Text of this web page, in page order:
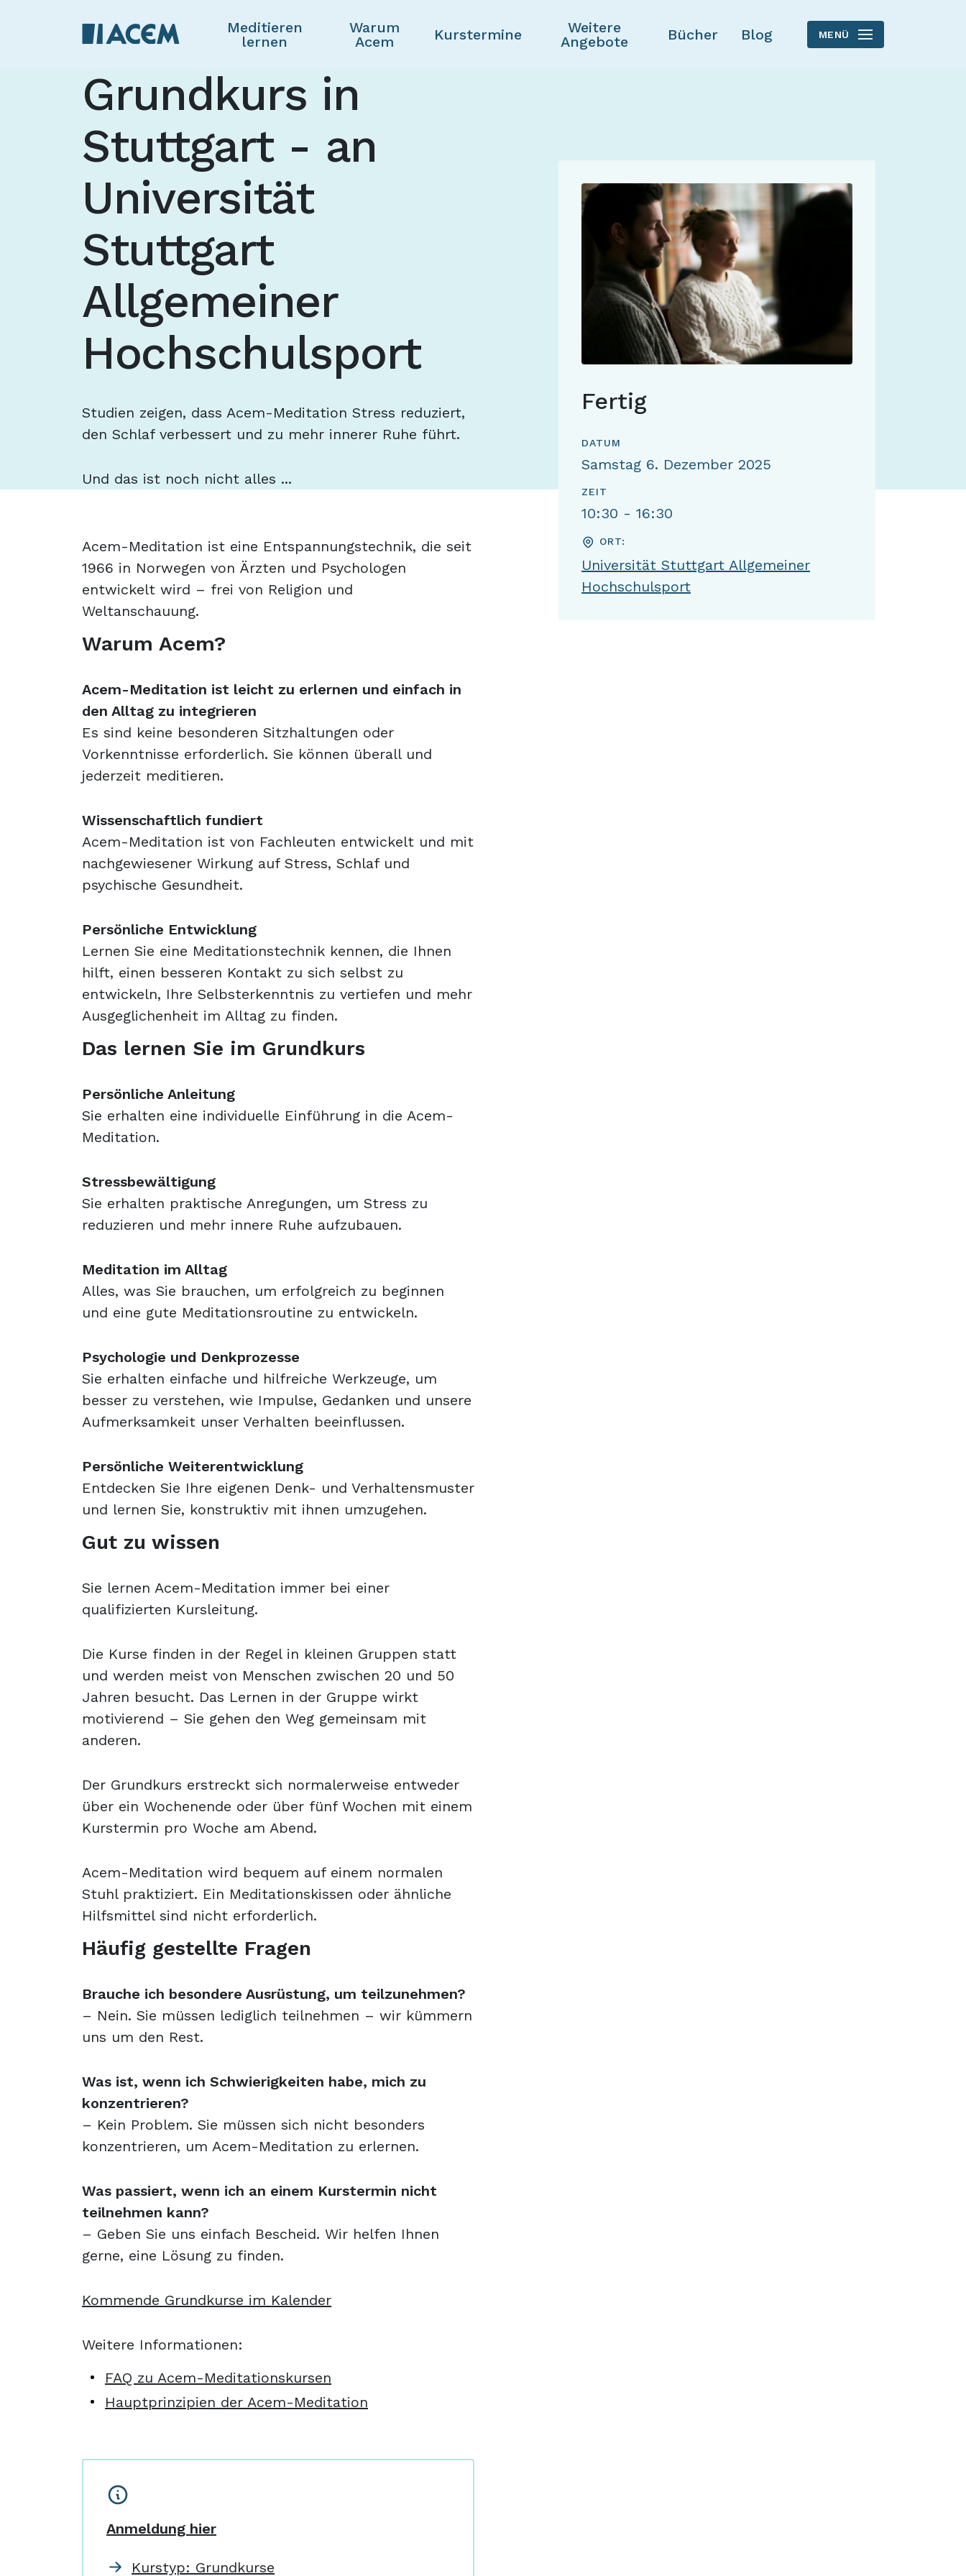
Skip to main content
Meditieren
lernen
Warum
Acem
Kurstermine
Weitere
Angebote
Bücher Blog MENÜ
Grundkurs in
Stuttgart - an
Universität
Stuttgart
Allgemeiner
Hochschulsport
Studien zeigen, dass Acem-Meditation Stress reduziert,
den Schlaf verbessert und zu mehr innerer Ruhe führt.
Und das ist noch nicht alles ...
Fertig
DATUM
Samstag 6. Dezember 2025
ZEIT
10:30 - 16:30
ORT:
Universität Stuttgart Allgemeiner
Hochschulsport
Acem-Meditation ist eine Entspannungstechnik, die seit
1966 in Norwegen von Ärzten und Psychologen
entwickelt wird – frei von Religion und
Weltanschauung.
Warum Acem?
Acem-Meditation ist leicht zu erlernen und einfach in
den Alltag zu integrieren
Es sind keine besonderen Sitzhaltungen oder
Vorkenntnisse erforderlich. Sie können überall und
jederzeit meditieren.
Wissenschaftlich fundiert
Acem-Meditation ist von Fachleuten entwickelt und mit
nachgewiesener Wirkung auf Stress, Schlaf und
psychische Gesundheit.
Persönliche Entwicklung
Lernen Sie eine Meditationstechnik kennen, die Ihnen
hilft, einen besseren Kontakt zu sich selbst zu
entwickeln, Ihre Selbsterkenntnis zu vertiefen und mehr
Ausgeglichenheit im Alltag zu finden.
Das lernen Sie im Grundkurs
Persönliche Anleitung
Sie erhalten eine individuelle Einführung in die Acem-
Meditation.
Stressbewältigung
Sie erhalten praktische Anregungen, um Stress zu
reduzieren und mehr innere Ruhe aufzubauen.
Meditation im Alltag
Alles, was Sie brauchen, um erfolgreich zu beginnen
und eine gute Meditationsroutine zu entwickeln.
Psychologie und Denkprozesse
Sie erhalten einfache und hilfreiche Werkzeuge, um
besser zu verstehen, wie Impulse, Gedanken und unsere
Aufmerksamkeit unser Verhalten beeinflussen.
Persönliche Weiterentwicklung
Entdecken Sie Ihre eigenen Denk- und Verhaltensmuster
und lernen Sie, konstruktiv mit ihnen umzugehen.
Gut zu wissen
Sie lernen Acem-Meditation immer bei einer
qualifizierten Kursleitung.
Die Kurse finden in der Regel in kleinen Gruppen statt
und werden meist von Menschen zwischen 20 und 50
Jahren besucht. Das Lernen in der Gruppe wirkt
motivierend – Sie gehen den Weg gemeinsam mit
anderen.
Der Grundkurs erstreckt sich normalerweise entweder
über ein Wochenende oder über fünf Wochen mit einem
Kurstermin pro Woche am Abend.
Acem-Meditation wird bequem auf einem normalen
Stuhl praktiziert. Ein Meditationskissen oder ähnliche
Hilfsmittel sind nicht erforderlich.
Häufig gestellte Fragen
Brauche ich besondere Ausrüstung, um teilzunehmen?
– Nein. Sie müssen lediglich teilnehmen – wir kümmern
uns um den Rest.
Was ist, wenn ich Schwierigkeiten habe, mich zu
konzentrieren?
– Kein Problem. Sie müssen sich nicht besonders
konzentrieren, um Acem-Meditation zu erlernen.
Was passiert, wenn ich an einem Kurstermin nicht
teilnehmen kann?
– Geben Sie uns einfach Bescheid. Wir helfen Ihnen
gerne, eine Lösung zu finden.
Kommende Grundkurse im Kalender
Weitere Informationen:
FAQ zu Acem-Meditationskursen
Hauptprinzipien der Acem-Meditation
Anmeldung hier
Kurstyp: Grundkurse